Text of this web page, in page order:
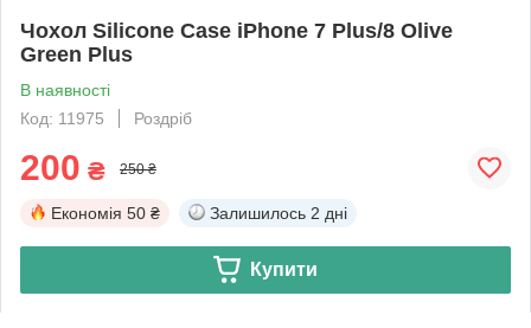
Чохол Silicone Case iPhone 7 Plus/8 Olive
Green Plus
В наявності
Код: 11975
Роздріб
200 ₴ 250 ₴
Економія 50 ₴ Залишилось 2 дні
Купити